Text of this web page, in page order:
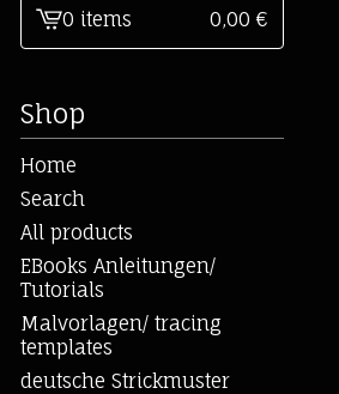
View
0 items 0,00 €
Shop
Home
Search
All products
EBooks Anleitungen/
Tutorials
Malvorlagen/ tracing
templates
deutsche Strickmuster